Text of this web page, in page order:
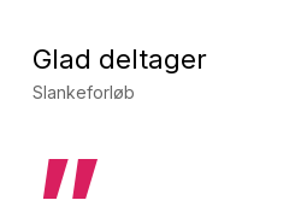
Glad deltager
Slankeforløb